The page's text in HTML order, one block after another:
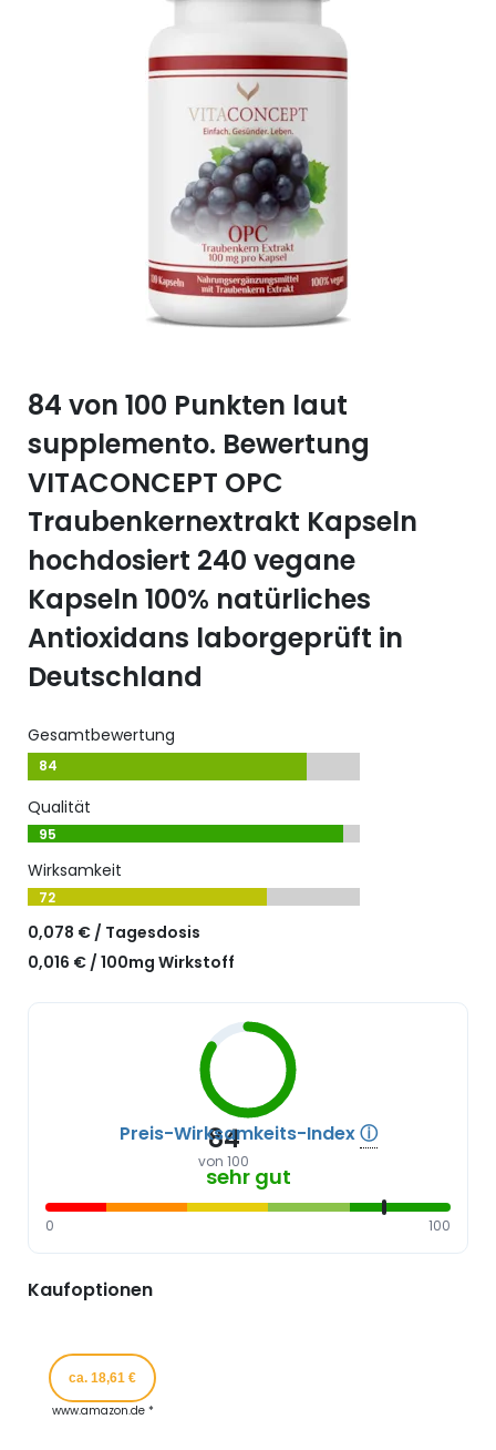
Selen (Se)
Silicium (Si)
Zink (Zn)
Vitamin B12
Vitamin C
Vitamin D
Vitamin E
Vitamin K
Vitamin Q (Q10)
84 von 100 Punkten laut
supplemento. Bewertung
VITACONCEPT OPC
Traubenkernextrakt Kapseln
hochdosiert 240 vegane
Kapseln 100% natürliches
Antioxidans laborgeprüft in
Deutschland
Gesamtbewertung
84
Qualität
95
Wirksamkeit
72
0,078 € / Tagesdosis
0,016 € / 100mg Wirkstoff
84
von 100
Preis-Wirksamkeits-Indexⓘ
sehr gut
0 100
Kaufoptionen
ca. 18,61 €
www.amazon.de *